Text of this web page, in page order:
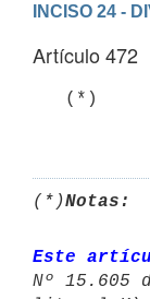
INCISO 24 -
Artículo 472
(*)Notas:
Este
Nº 15.605